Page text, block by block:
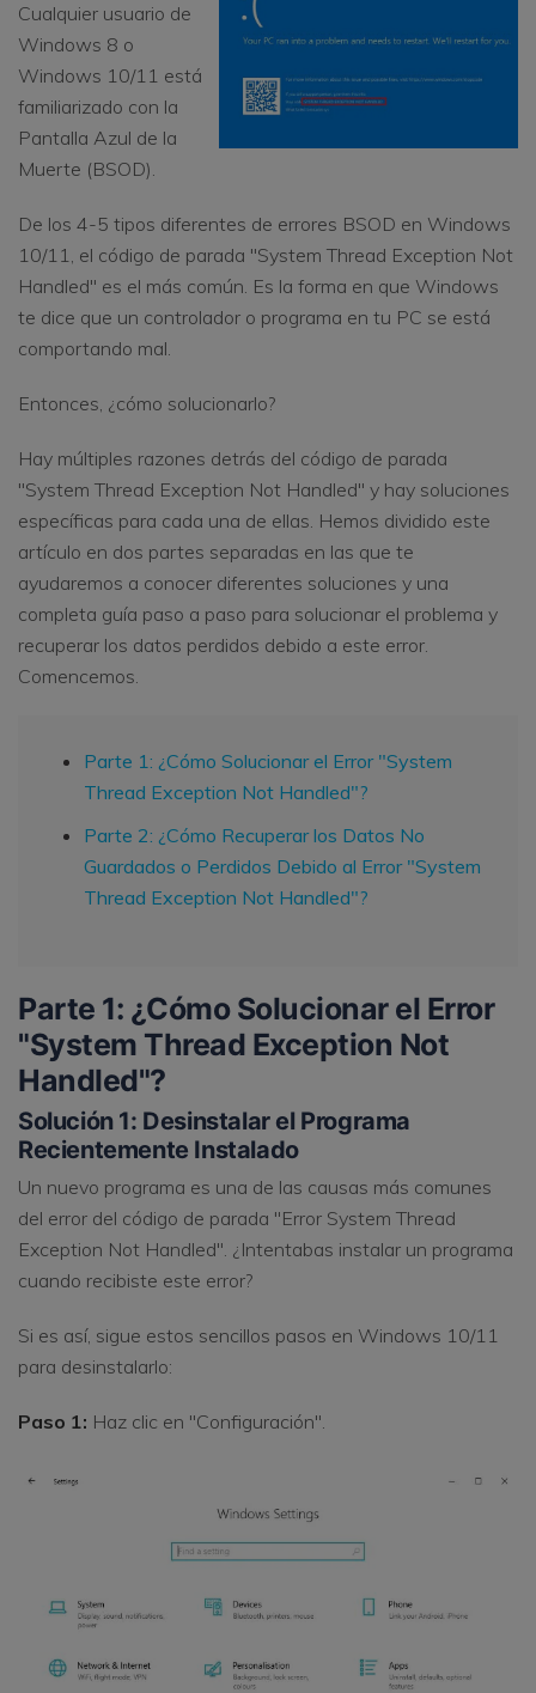
Repairit - Reparar Datos
UBackit - Respaldar Datos
Cualquier usuario de
Windows 8 o
Windows 10/11 está
familiarizado con la
Pantalla Azul de la
Muerte (BSOD).
De los 4-5 tipos diferentes de errores BSOD en Windows
10/11, el código de parada "System Thread Exception Not
Handled" es el más común. Es la forma en que Windows
te dice que un controlador o programa en tu PC se está
comportando mal.
Entonces, ¿cómo solucionarlo?
Hay múltiples razones detrás del código de parada
"System Thread Exception Not Handled" y hay soluciones
específicas para cada una de ellas. Hemos dividido este
artículo en dos partes separadas en las que te
ayudaremos a conocer diferentes soluciones y una
completa guía paso a paso para solucionar el problema y
recuperar los datos perdidos debido a este error.
Comencemos.
Parte 1: ¿Cómo Solucionar el Error "System
Thread Exception Not Handled"?
Parte 2: ¿Cómo Recuperar los Datos No
Guardados o Perdidos Debido al Error "System
Thread Exception Not Handled"?
Parte 1: ¿Cómo Solucionar el Error
"System Thread Exception Not
Handled"?
Solución 1: Desinstalar el Programa
Recientemente Instalado
Un nuevo programa es una de las causas más comunes
del error del código de parada "Error System Thread
Exception Not Handled". ¿Intentabas instalar un programa
cuando recibiste este error?
Si es así, sigue estos sencillos pasos en Windows 10/11
para desinstalarlo:
Paso 1: Haz clic en "Configuración".